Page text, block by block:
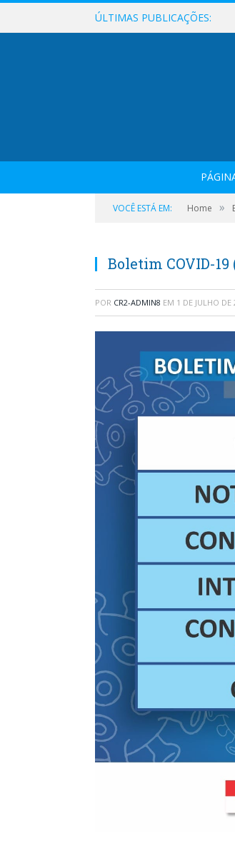
ÚLTIMAS PUBLICAÇÕES:
VOCÊ ESTÁ EM: Home »
Boletim COVID-19
POR CR2-ADMIN8 EM 1 DE JULHO DE